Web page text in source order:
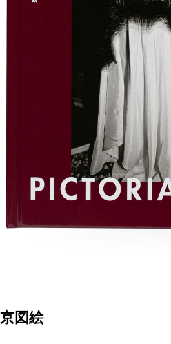
図絵